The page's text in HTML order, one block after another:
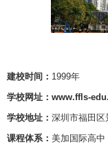
建校时间： 1999年
学校网址：www.ffls-
学校地址： 深圳市福田区
课程体系： 美加国际高中